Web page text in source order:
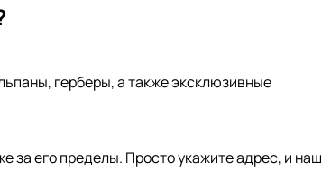
герберы, а также эксклюзивные
за его пределы. Просто укажите адрес, и наш